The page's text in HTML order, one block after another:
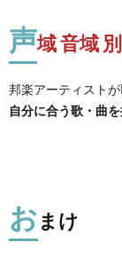
声域 音域
邦楽アーティスト
自分に合う歌・曲
おまけ